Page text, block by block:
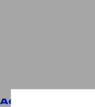
Accessories